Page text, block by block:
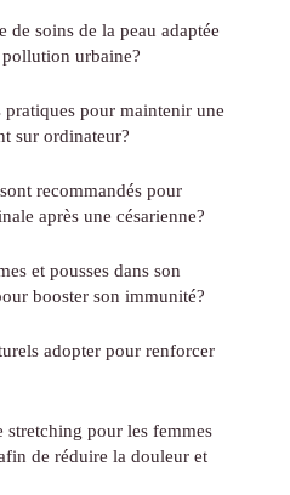
de soins de la peau adaptée
urbaine?
pour maintenir une
sur ordinateur?
recommandés pour
après une césarienne?
et pousses dans son
booster son immunité?
adopter pour renforcer
stretching pour les femmes
de réduire la douleur et